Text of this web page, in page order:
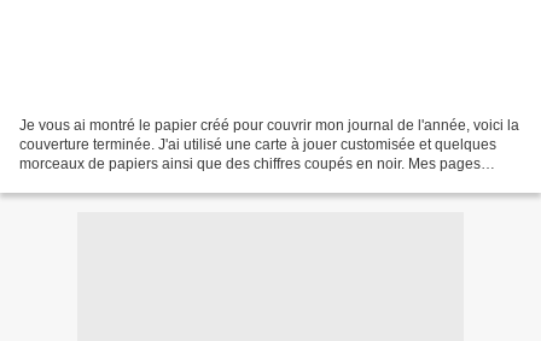
Je vous ai montré le papier créé pour couvrir mon journal de l'année, voici la
couverture terminée. J'ai utilisé une carte à jouer customisée et quelques
morceaux de papiers ainsi que des chiffres coupés en noir. Mes pages